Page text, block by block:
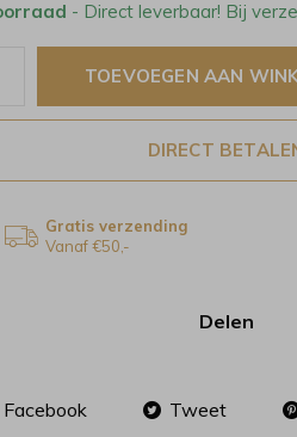
- Direct leverbaar! Bij
TOEVOEGEN AAN
DIRECT
Gratis verzending
Vanaf €50,-
Delen
Facebook Tweet